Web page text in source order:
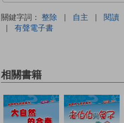
關鍵字詞： 整除 | 自主 | 閱讀
|
有聲電子書
相關書籍